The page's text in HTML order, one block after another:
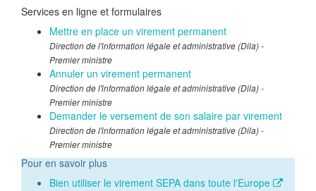
Services en ligne et formulaires
Mettre en place un virement permanent
Direction de l'information légale et administrative (Dila) -
Premier ministre
Annuler un virement permanent
Direction de l'information légale et administrative (Dila) -
Premier ministre
Demander le versement de son salaire par virement
Direction de l'information légale et administrative (Dila) -
Premier ministre
Pour en savoir plus
Bien utiliser le virement SEPA dans toute l'Europe